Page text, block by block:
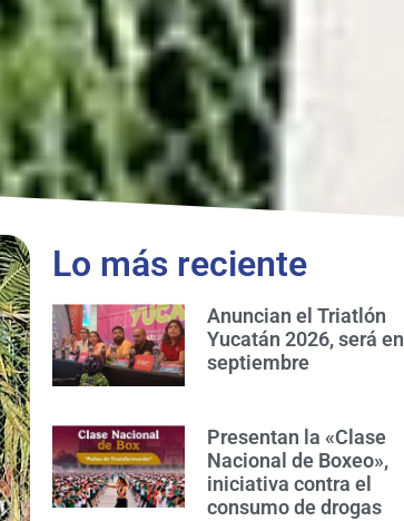
Lo más reciente
Anuncian el Triatlón
Yucatán 2026, será en
septiembre
Presentan la «Clase
Nacional de Boxeo»,
iniciativa contra el
consumo de drogas